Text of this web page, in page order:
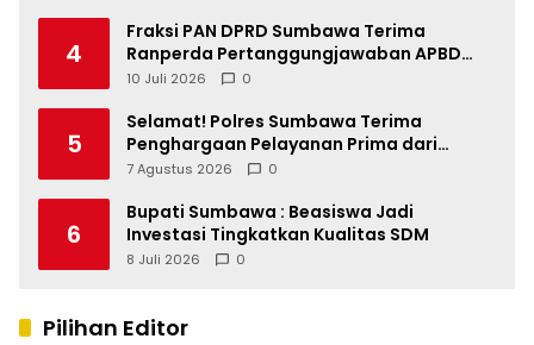
4
Fraksi PAN DPRD Sumbawa Terima
Ranperda Pertanggungjawaban APBD
2025, Soroti SILPA Rp201,68 Miliar dan
10 Juli 2026 0
5
Selamat! Polres Sumbawa Terima
Penghargaan Pelayanan Prima dari
Kapolri
7 Agustus 2026 0
6
Bupati Sumbawa : Beasiswa Jadi
Investasi Tingkatkan Kualitas SDM
8 Juli 2026 0
Pilihan Editor